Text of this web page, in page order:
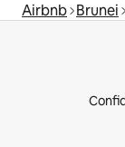
Airbnb Brunei